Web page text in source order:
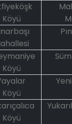
Köyü
Köyü
Köyü
Köyü